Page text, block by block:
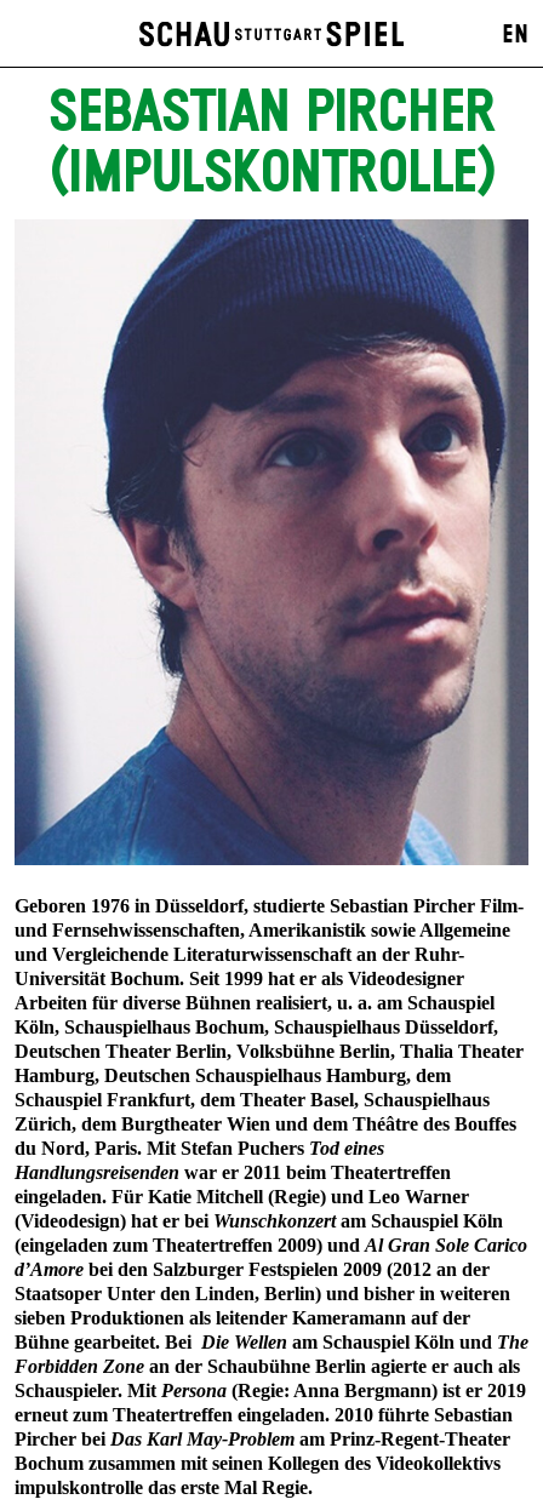
EN
SEBASTIAN PIRCHER
(IMPULSKONTROLLE)
Geboren 1976 in Düsseldorf, studierte Sebastian Pircher Film-
und Fernsehwissenschaften, Amerikanistik sowie Allgemeine
und Vergleichende Literaturwissenschaft an der Ruhr-
Universität Bochum. Seit 1999 hat er als Videodesigner
Arbeiten für diverse Bühnen realisiert, u. a. am Schauspiel
Köln, Schauspielhaus Bochum, Schauspielhaus Düsseldorf,
Deutschen Theater Berlin, Volksbühne Berlin, Thalia Theater
Hamburg, Deutschen Schauspielhaus Hamburg, dem
Schauspiel Frankfurt, dem Theater Basel, Schauspielhaus
Zürich, dem Burgtheater Wien und dem Théâtre des Bouffes
du Nord, Paris. Mit Stefan Puchers Tod eines
Handlungsreisenden war er 2011 beim Theatertreffen
eingeladen. Für Katie Mitchell (Regie) und Leo Warner
(Videodesign) hat er bei Wunschkonzertam Schauspiel Köln
(eingeladen zum Theatertreffen 2009) und Al Gran Sole Carico
d’Amore bei den Salzburger Festspielen 2009 (2012 an der
Staatsoper Unter den Linden, Berlin) und bisher in weiteren
sieben Produktionen als leitender Kameramann auf der
Bühne gearbeitet. Bei Die Wellen am Schauspiel Köln und The
Forbidden Zone an der Schaubühne Berlin agierte er auch als
Schauspieler. Mit Persona (Regie: Anna Bergmann) ist er 2019
erneut zum Theatertreffen eingeladen. 2010 führte Sebastian
Pircher bei Das Karl May-Problem am Prinz-Regent-Theater
Bochum zusammen mit seinen Kollegen des Videokollektivs
impulskontrolle das erste Mal Regie.